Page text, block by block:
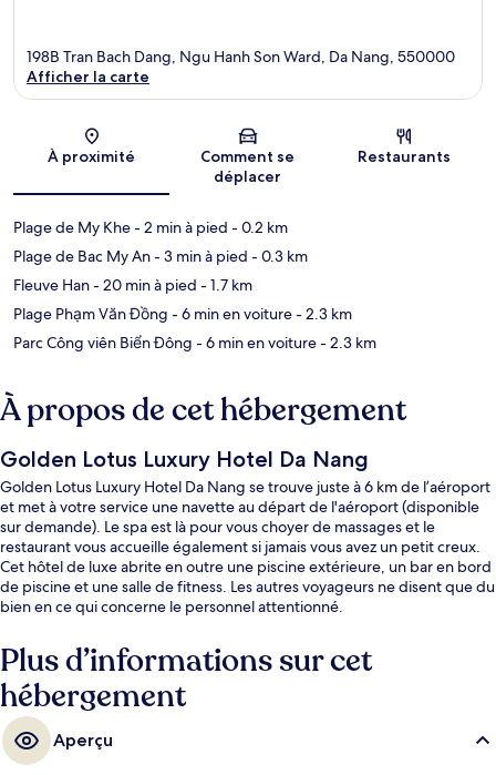
Carte
198B Tran Bach Dang, Ngu Hanh Son Ward, Da Nang, 550000
Afficher la carte
À proximité
Comment se
déplacer
Restaurants
Plage de My Khe- 2 min à pied - 0.2 km
Plage de Bac My An- 3 min à pied - 0.3 km
Fleuve Han- 20 min à pied - 1.7 km
Plage Phạm Văn Đồng - 6 min en voiture- 2.3 km
Parc Công viên Biển Đông - 6 min en voiture- 2.3 km
À propos de cet hébergement
Golden Lotus Luxury Hotel Da Nang
Golden Lotus Luxury Hotel Da Nang se trouve juste à 6 km de l’aéroport
et met à votre service une navette au départ de l'aéroport (disponible
sur demande). Le spa est là pour vous choyer de massages et le
restaurant vous accueille également si jamais vous avez un petit creux.
Cet hôtel de luxe abrite en outre une piscine extérieure, un bar en bord
de piscine et une salle de fitness. Les autres voyageurs ne disent que du
bien en ce qui concerne le personnel attentionné.
Plus d’informations sur cet
hébergement
Aperçu